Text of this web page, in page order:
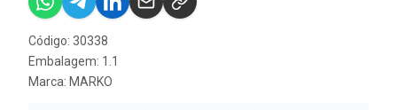
Código: 30338
Embalagem: 1.1
Marca: MARKO